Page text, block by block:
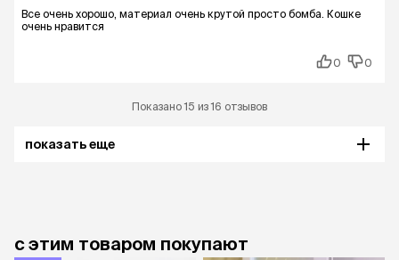
Все очень хорошо, материал очень крутой просто бомба. Кошке
очень нравится
0 0
Показано 15 из 16 отзывов
показать еще
с этим товаром покупают